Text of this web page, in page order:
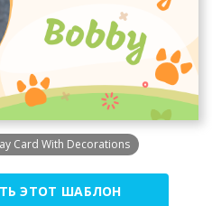
Card With Decorations
ЭТОТ ШАБЛОН